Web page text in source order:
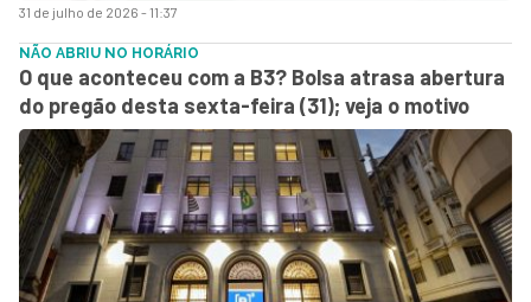
31 de julho de 2026 - 11:37
NÃO ABRIU NO HORÁRIO
O que aconteceu com a B3? Bolsa atrasa abertura
do pregão desta sexta-feira (31); veja o motivo